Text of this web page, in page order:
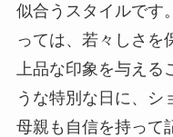
似合うスタイルです
っては、若々しさを
上品な印象を与え
うな特別な日に、シ
母親も自信を持って